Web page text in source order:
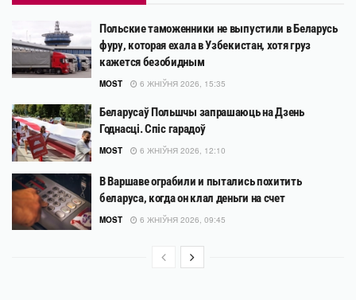
Польские таможенники не выпустили в Беларусь
фуру, которая ехала в Узбекистан, хотя груз
кажется безобидным
MOST 6 ЖНІЎНЯ 2026, 15:35
Беларусаў Польшчы запрашаюць на Дзень
Годнасці. Спіс гарадоў
MOST 6 ЖНІЎНЯ 2026, 12:10
В Варшаве ограбили и пытались похитить
беларуса, когда он клал деньги на счет
MOST 6 ЖНІЎНЯ 2026, 09:45